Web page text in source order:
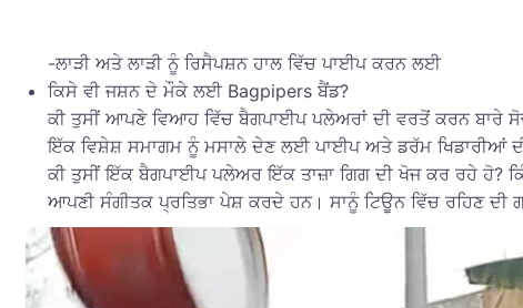
-ਲਾੜੀ ਅਤੇ ਲਾੜੀ ਨੂੰ ਰਿਸੈਪਸ਼ਨ ਹਾਲ ਵਿੱਚ ਪਾਈਪ ਕਰਨ ਲਈ
ਕਿਸੇ ਵੀ ਜਸ਼ਨ ਦੇ ਮੌਕੇ ਲਈ Bagpipers ਬੈਂਡ?
ਕੀ ਤੁਸੀਂ ਆਪਣੇ ਵਿਆਹ ਵਿੱਚ ਬੈਗਪਾਈਪ ਪਲੇਅਰਾਂ ਦੀ ਵਰਤੋਂ ਕਰਨ ਬਾਰੇ
ਇੱਕ ਵਿਸ਼ੇਸ਼ ਸਮਾਗਮ ਨੂੰ ਮਸਾਲੇ ਦੇਣ ਲਈ ਪਾਈਪ ਅਤੇ ਡਰੱਮ ਖਿਡਾਰੀਆਂ
ਕੀ ਤੁਸੀਂ ਇੱਕ ਬੈਗਪਾਈਪ ਪਲੇਅਰ ਇੱਕ ਤਾਜ਼ਾ ਗਿਗ ਦੀ ਖੋਜ ਕਰ ਰਹੇ ਹੋ?
ਆਪਣੀ ਸੰਗੀਤਕ ਪ੍ਰਤਿਭਾ ਪੇਸ਼ ਕਰਦੇ ਹਨ। ਸਾਨੂੰ ਟਿਊਨ ਵਿੱਚ ਰਹਿਣ